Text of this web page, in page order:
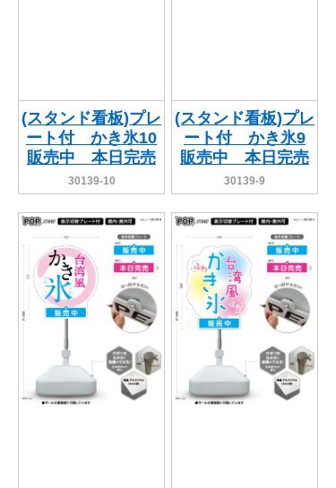
(スタンド看板)プレ
ート付 かき氷10
販売中 本日完売
30139-10
(スタンド看板)プレ
ート付 かき氷9
販売中 本日完売
30139-9